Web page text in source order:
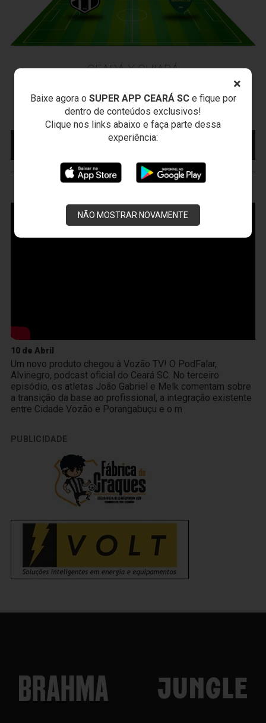
×
Baixe agora o SUPER APP CEARÁ SCe fique por
dentro de conteúdos exclusivos!
Clique nos links abaixo e faça parte dessa
experiência:
NÃO MOSTRAR NOVAMENTE
CEARÁ X CUIABÁ
Presidente Vargas - Capital/CE
Campeonato Brasileiro • 2º Turno • 22 ª Rodada
MAIS INFORMAÇÕES
10 de Abril
Um novo produto chegou à Vozão TV! O PodFalar,
Alvinegro, podcast oficial do Ceará SC. No terceiro
episódio, os atletas João Gabriel e Melk comentam sobre
a transição da base ao profissional, a integração existente
entre Cidade Vozão e Porangabuçu e o m
PUBLICIDADE